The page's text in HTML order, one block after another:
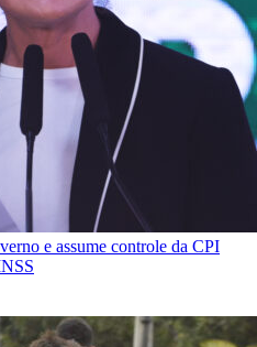
e assume controle da CPI